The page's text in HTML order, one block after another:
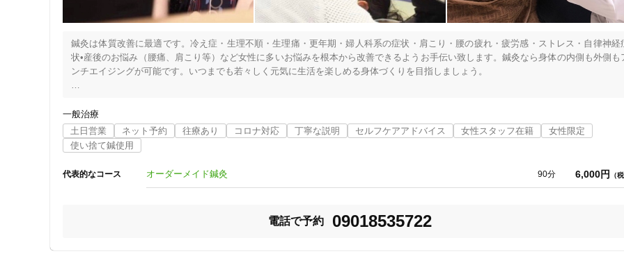
チャットでの事前相談 カルテ共有 経験豊富なスタッフ在籍
施術の特徴
痛みの少ない鍼シール 使い捨て鍼使用
特典あり 保険適用の相談可 地域支援クーポン可
クレカ可
ご来院を心よりお待ちいたしております。
鍼灸は体質改善に最適です。冷え症・生理不順・生理痛・更年期・婦人科系の症状・肩こり・腰の疲れ・疲労感・ストレス・自律神経
状•産後のお悩み（腰痛、肩こり等）など女性に多いお悩みを根本から改善できるようお手伝い致します。鍼灸なら身体の内側も外側も
ンチエイジングが可能です。いつまでも若々しく元気に生活を楽しめる身体づくりを目指しましょう。
⚫料金 6000円＋交通費（実費）
     初診料1000円
⚫訪問鍼灸営業日:土日祝 10～18時
※平日の営業日は変動的です。
一般治療
土日営業
ネット予約 往療あり コロナ対応 丁寧な説明 セルフケアアドバイス 女性スタッフ在籍
女性限定
使い捨て鍼使用
代表的なコース オーダーメイド鍼灸 90分 6,000円 （
電話で予約 09018535722